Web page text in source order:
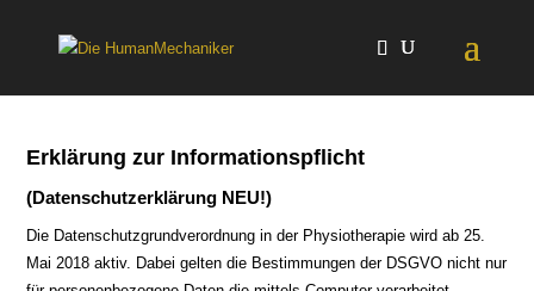
Erklärung zur Informationspflicht
(Datenschutzerklärung NEU!)
Die Datenschutzgrundverordnung in der Physiotherapie wird ab 25.
Mai 2018 aktiv. Dabei gelten die Bestimmungen der DSGVO nicht nur